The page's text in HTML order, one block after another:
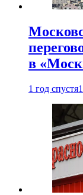
в
1 год спустя